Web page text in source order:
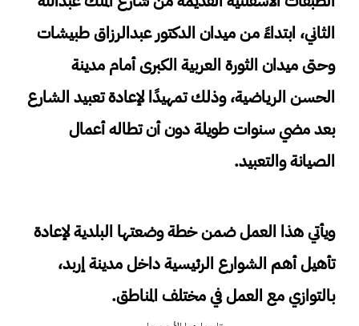
الثاني، ابتداءً من ميدان الدكتور عبدالرزاق طبيشات
وحتى ميدان الثورة العربية الكبرى أمام مدينة
الحسن الرياضية، وذلك تمهيدًا لإعادة تعبيد الشارع
بعد مضي سنوات طويلة دون أن تطاله أعمال
الصيانة والتعبيد.
ويأتي هذا العمل ضمن خطة وضعتها البلدية لإعادة
تأهيل أهم الشوارع الرئيسية داخل مدينة إربد،
بالتوازي مع العمل في مختلف المناطق.